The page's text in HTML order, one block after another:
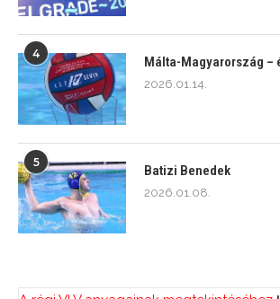
4
Málta-Magyarország –
2026.01.14.
5
Batizi Benedek
2026.01.08.